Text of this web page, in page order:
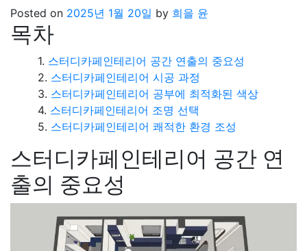
Posted on 2025년 1월 20일 by 희을 윤
목차
스터디카페인테리어 공간 연출의 중요성
스터디카페인테리어 시공 과정
스터디카페인테리어 공부에 최적화된 색상
스터디카페인테리어 조명 선택
스터디카페인테리어 쾌적한 환경 조성
스터디카페인테리어 공간 연
출의 중요성